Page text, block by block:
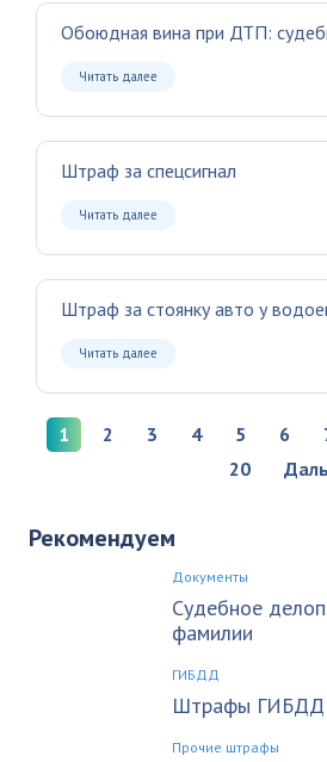
Обоюдная вина при ДТП:
Читать далее
Штраф за спецсигнал
Читать далее
Штраф за стоянку авто у
Читать далее
1 2 3 4 5 6
20
Рекомендуем
Документы
Судебное
фамилии
ГИБДД
Штрафы ГИБДД
Прочие штрафы